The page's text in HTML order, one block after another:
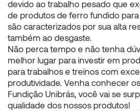
devido ao trabalho pesado que
de produtos de ferro fundido
são caracterizados por sua alta
também ao desgaste.
Não perca tempo e não tenha
melhor lugar para investir em
para trabalhos e treinos com
produtividade. Venha conhecer
Fundição Unibrás, você vai se
qualidade dos nossos produtos!